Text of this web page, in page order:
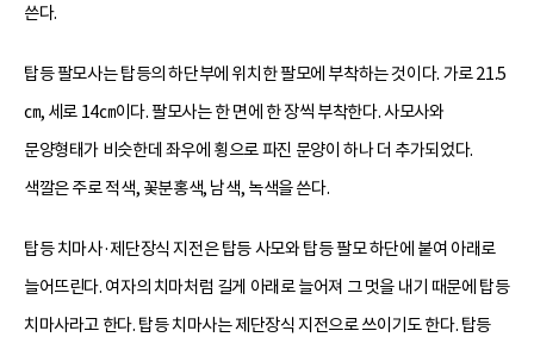
쓴다.
탑등 팔모사는 탑등의 하단부에 위치한 팔모에 부착하는 것이다. 가로 21.5
㎝, 세로 14㎝이다. 팔모사는 한 면에 한 장씩 부착한다. 사모사와
문양형태가 비슷한데 좌우에 횡으로 파진 문양이 하나 더 추가되었다.
색깔은 주로 적색, 꽃분홍색, 남색, 녹색을 쓴다.
탑등 치마사·제단장식 지전은 탑등 사모와 탑등 팔모 하단에 붙여 아래로
늘어뜨린다. 여자의 치마처럼 길게 아래로 늘어져 그 멋을 내기 때문에 탑등
치마사라고 한다. 탑등 치마사는 제단장식 지전으로 쓰이기도 한다. 탑등